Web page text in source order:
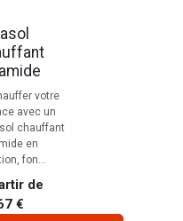
votre
avec un
chauffant
en
fon...
de
€